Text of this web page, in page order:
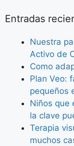
Entradas
Nuestra
Activo de
Como
Plan Veo:
pequeños
Niños que
la clave
Terapia
muchos